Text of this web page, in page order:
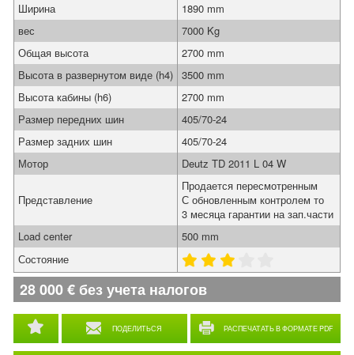
ПОДЕЛИТЬСЯ РАСПЕЧАТАТЬ В ФОРМАТЕ PDF
Ширина
1890 mm
вес
7000 Kg
Общая высота
2700 mm
Высота в развернутом виде (h4) 3500 mm
Высота кабины (h6)
2700 mm
Размер передних шин
405/70-24
Размер задних шин
405/70-24
Мотор
Deutz TD 2011 L 04 W
Представление
Продается пересмотренным
С обновленным контролем то
3 месяца гарантии на зап.части
Load center
500 mm
Состояние
28 000€ без учета налогов